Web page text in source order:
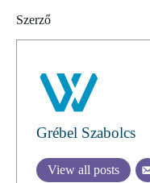
Szerző
Grébel Szabolcs
View all posts